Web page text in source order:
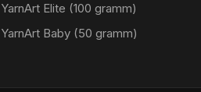
YarnArt Elite (100 gramm)
YarnArt Baby (50 gramm)